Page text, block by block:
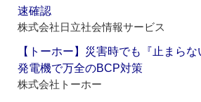
速確認
株式会社日立社会情報サービス
【トーホー】災害時でも『止まら
発電機で万全のBCP対策
株式会社トーホー